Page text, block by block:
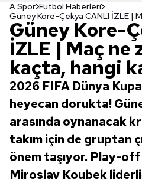
A Spor Futbol Haberleri
Güney Kore-
İZLE | Maç ne
kaçta, hangi
2026 FIFA Dünya
heyecan dorukta!
arasında oynanacak
takım için de gruptan
önem taşıyor. Play-
Miroslav Koubek